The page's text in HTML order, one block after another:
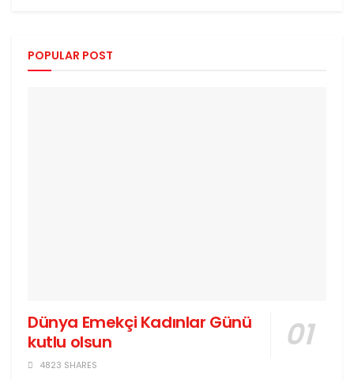
POPULAR POST
Dünya Emekçi Kadınlar Günü
kutlu olsun
4823 SHARES